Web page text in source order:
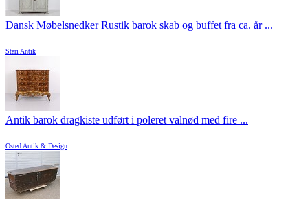
Dansk Møbelsnedker Rustik barok skab og buffet fra ca. år ...
Stari Antik
Antik barok dragkiste udført i poleret valnød med fire ...
Osted Antik & Design